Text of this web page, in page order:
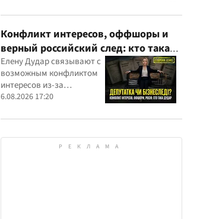
Конфликт интересов, оффшоры и
верный российский след: кто такая
Елена Дударь
Елену Дудар связывают с
возможным конфликтом
интересов из-за
семейного строительного
скандалов, судебных дел
6.08.2026 17:20